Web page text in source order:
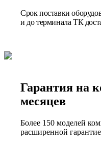
Срок поставки
и до терминала ТК
Гарантия на
месяцев
Более 150 моделей
расширенной